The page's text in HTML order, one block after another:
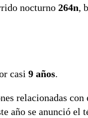
nocturno 264n,
casi 9 años.
relacionadas con
año se anunció el